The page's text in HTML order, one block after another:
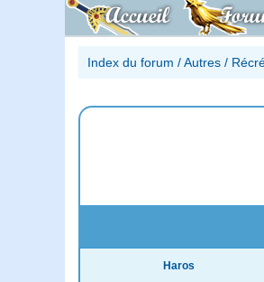
Accueil
Index du forum /Autres /
Haros